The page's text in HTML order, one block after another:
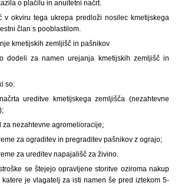
o plačilu in anuitetni načrt.
v okviru tega ukrepa predloži nosilec kmetijskega
član s pooblastilom.
kmetijskih zemljišč in pašnikov
dodeli za namen urejanja kmetijskih zemljišč in
so:
ureditve kmetijskega zemljišča (nezahtevne
za nezahtevne agromelioracije;
za ograditev in pregraditev pašnikov z ograjo;
za ureditev napajališč za živino.
se štejejo opravljene storitve oziroma nakup
je vlagatelj za isti namen še pred iztekom 5-